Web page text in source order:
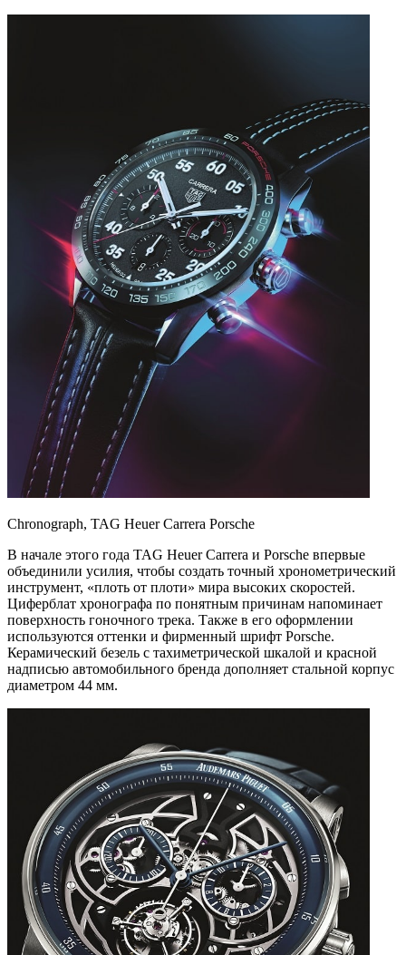
Chronograph, TAG Heuer Carrera Porsche
В начале этого года TAG Heuer Carrera и Porsche впервые
объединили усилия, чтобы создать точный хронометрический
инструмент, «плоть от плоти» мира высоких скоростей.
Циферблат хронографа по понятным причинам напоминает
поверхность гоночного трека. Также в его оформлении
используются оттенки и фирменный шрифт Porsche.
Керамический безель с тахиметрической шкалой и красной
надписью автомобильного бренда дополняет стальной корпус
диаметром 44 мм.